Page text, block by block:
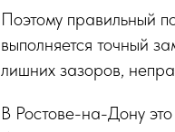
Поэтому правильный
выполняется точный
лишних зазоров,
В Ростове-на-Дону